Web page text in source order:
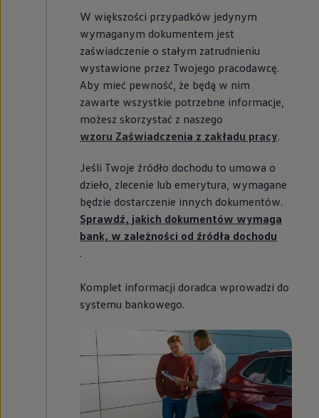
W większości przypadków jedynym
wymaganym dokumentem jest
zaświadczenie o stałym zatrudnieniu
wystawione przez Twojego pracodawcę.
Aby mieć pewność, że będą w nim
zawarte wszystkie potrzebne informacje,
możesz skorzystać z naszego
wzoru Zaświadczenia z zakładu pracy.
Jeśli Twoje źródło dochodu to umowa o
dzieło, zlecenie lub emerytura, wymagane
będzie dostarczenie innych dokumentów.
Sprawdź, jakich dokumentów wymaga
bank, w zależności od źródła dochodu
.
Komplet informacji doradca wprowadzi do
systemu bankowego.